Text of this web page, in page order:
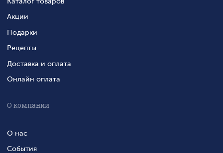
Акции
Подарки
Рецепты
Доставка и оплата
Онлайн оплата
О компании
О нас
События